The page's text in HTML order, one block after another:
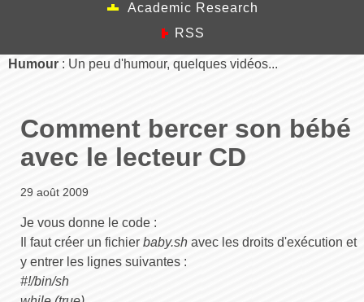
Academic Research
RSS
Humour : Un peu d'humour, quelques vidéos...
Comment bercer son bébé
avec le lecteur CD
29 août 2009
Je vous donne le code :
Il faut créer un fichier baby.sh avec les droits d'exécution et
y entrer les lignes suivantes :
#!/bin/sh